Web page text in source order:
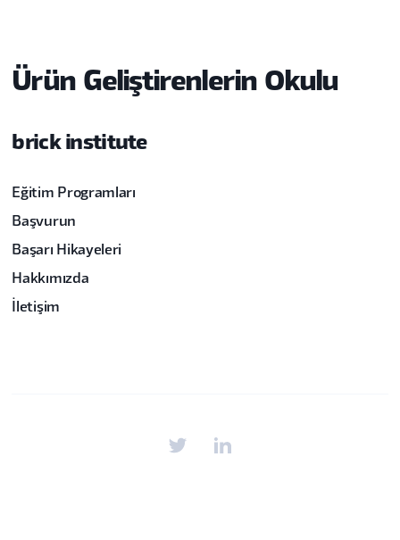
Ürün Geliştirenlerin Okulu
brick institute
Eğitim Programları
Başvurun
Başarı Hikayeleri
Hakkımızda
İletişim